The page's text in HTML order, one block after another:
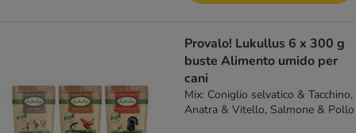
Provalo! Lukullus 6 x 300 g
buste Alimento umido per
cani
Mix: Coniglio selvatico & Tacchino,
Anatra & Vitello, Salmone & Pollo